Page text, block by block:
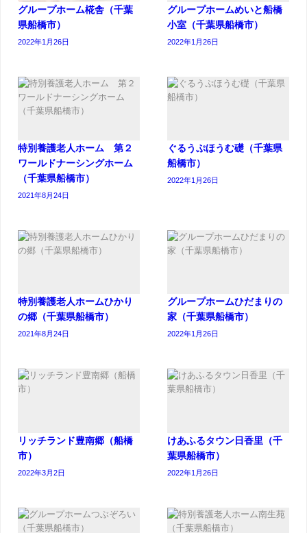
グループホーム椛舎（千葉
県船橋市）
2022年1月26日
グループホームめいと船橋
小室（千葉県船橋市）
2022年1月26日
特別養護老人ホーム 第２
ワールドナーシングホーム
（千葉県船橋市）
2021年8月24日
ぐるうぷほうむ礎（千葉県
船橋市）
2022年1月26日
特別養護老人ホームひかり
の郷（千葉県船橋市）
2021年8月24日
グループホームひだまりの
家（千葉県船橋市）
2022年1月26日
リッチランド豊南郷（船橋
市）
2022年3月2日
けあふるタウン日香里（千
葉県船橋市）
2022年1月26日